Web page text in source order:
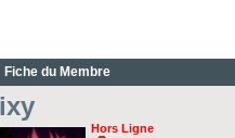
Fiche du Membre
ixy
Hors Ligne